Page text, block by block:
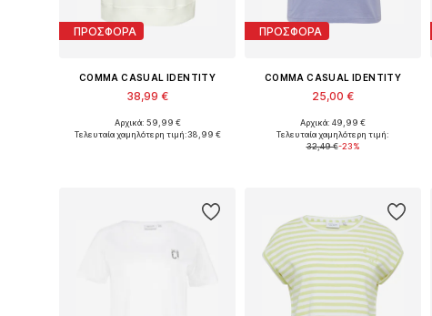
ΠΡΟΣΦΟΡΑ
COMMA CASUAL IDENTITY
38,99 €
Αρχικά: 59,99 €
Τελευταία χαμηλότερη τιμή:38,99 €
ΠΡΟΣΦΟΡΑ
COMMA CASUAL IDENTITY
25,00 €
Διαθέσιμο σε πολλά μεγέθη
Προσθήκη στο καλάθι
Αρχικά: 49,99 €
Τελευταία χαμηλότερη τιμή:
32,49 €-23%